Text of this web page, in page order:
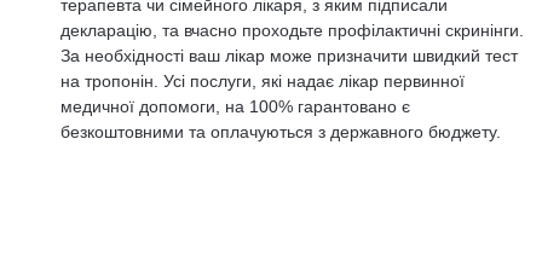
терапевта чи сімейного лікаря, з яким підписали
декларацію, та вчасно проходьте профілактичні скринінги.
За необхідності ваш лікар може призначити швидкий тест
на тропонін. Усі послуги, які надає лікар первинної
медичної допомоги, на 100% гарантовано є
безкоштовними та оплачуються з державного бюджету.